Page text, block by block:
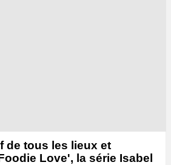
de tous les lieux et
Love', la série Isabel